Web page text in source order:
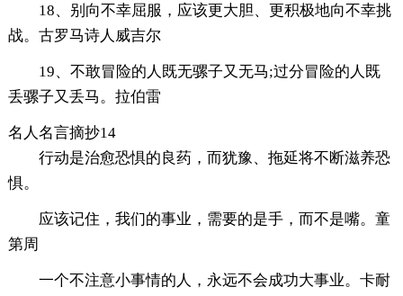
18、别向不幸屈服，应该更大胆、更积极地向不幸挑
战。古罗马诗人威吉尔
19、不敢冒险的人既无骡子又无马;过分冒险的人既
丢骡子又丢马。拉伯雷
名人名言摘抄14
行动是治愈恐惧的良药，而犹豫、拖延将不断滋养恐
惧。
应该记住，我们的事业，需要的是手，而不是嘴。童
第周
一个不注意小事情的人，永远不会成功大事业。卡耐